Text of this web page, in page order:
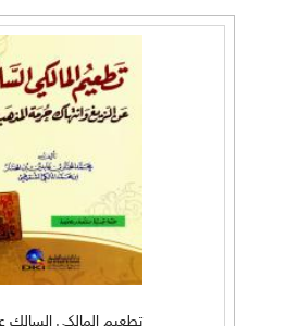
تطعيم المالكي السالك